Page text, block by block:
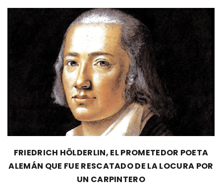
FRIEDRICH HÖLDERLIN, EL PROMETEDOR POETA
ALEMÁN QUE FUE RESCATADO DE LA LOCURA POR
UN CARPINTERO